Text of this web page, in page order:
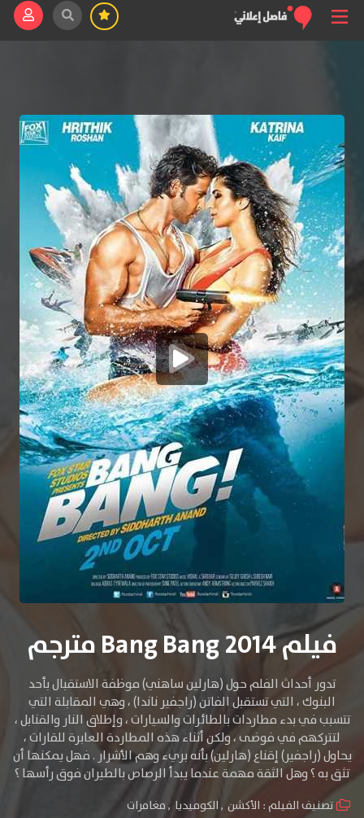
فيلم Bang Bang 2014 مترجم
تدور أحداث الفلم حول (هارلين ساهني) موظفة الاستقبال بأحد
البنوك ، التي تستقبل الفاتن (راجفير ناندا) ، وهي المقابلة التي
تتسبب في بدء مطاردات بالطائرات والسيارات ، وإطلاق النار والقنابل ،
لتتركهم في فوضى ، ولكن أثناء هذه المطاردة العابرة للقارات ،
يحاول (راجفير) إقناع (هارلين) بأنه بريء وهم الأشرار . فهل يمكنها أن
تثق به ؟ وهل الثقة مهمة عندما يبدأ الرصاص بالطيران فوق رأسها ؟
تصنيف الفيلم : الأكشن ,الكوميديا ,مغامرات